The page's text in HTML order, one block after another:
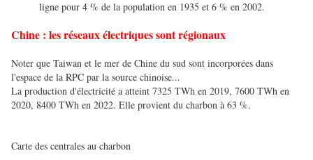
ligne pour 4 % de la population en 1935 et 6 % en 2002.
Chine : les réseaux électriques sont régionaux
Noter que Taiwan et le mer de Chine du sud sont incorporées dans
l'espace de la RPC par la source chinoise...
La production d'électricité a atteint 7325 TWh en 2019, 7600 TWh en
2020, 8400 TWh en 2022. Elle provient du charbon à 63 %.
Carte des centrales au charbon